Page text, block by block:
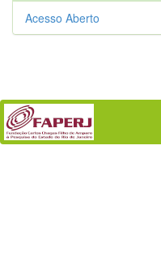
Acesso Aberto